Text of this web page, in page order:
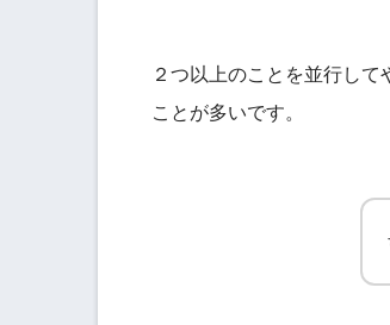
２つ以上のことを並行し
ことが多いです。